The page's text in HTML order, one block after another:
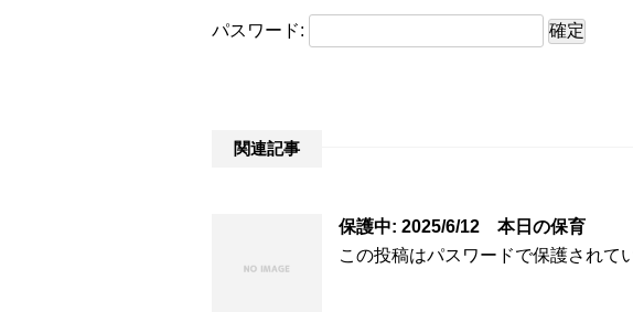
パスワード:
関連記事
保護中: 2025/6/12 本日の保育
この投稿はパスワードで保護されて